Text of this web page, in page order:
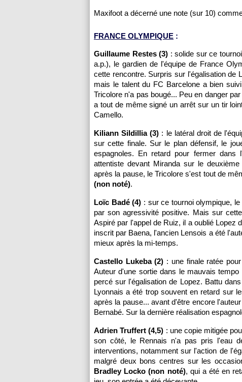
Maxifoot a décerné une note (sur 10)
FRANCE OLYMPIQUE :
Guillaume Restes (3) : solide sur ce
a.p.), le gardien de l'équipe de France
cette rencontre. Surpris sur l'égalisation de
mais le talent du FC Barcelone a bien
Tricolore n'a pas bougé... Peu en danger
a tout de même signé un arrêt sur un tir
Camello.
Kiliann Sildillia (3) : le latéral droit de
sur cette finale. Sur le plan défensif, le
espagnoles. En retard pour fermer
attentiste devant Miranda sur le
après la pause, le Tricolore s'est tout de
(non noté).
Loïc Badé (4) : sur ce tournoi olympique,
par son agressivité positive. Mais sur
Aspiré par l'appel de Ruiz, il a oublié Lopez
inscrit par Baena, l'ancien Lensois a été
mieux après la mi-temps.
Castello Lukeba (2) : une finale ratée
Auteur d'une sortie dans le mauvais
percé sur l'égalisation de Lopez. Battu
Lyonnais a été trop souvent en retard sur
après la pause... avant d'être encore
Bernabé. Sur la dernière réalisation
Adrien Truffert (4,5) : une copie mitigée
son côté, le Rennais n'a pas pris l'eau
interventions, notamment sur l'action de
malgré deux bons centres sur les
Bradley Locko (non noté), qui a été en